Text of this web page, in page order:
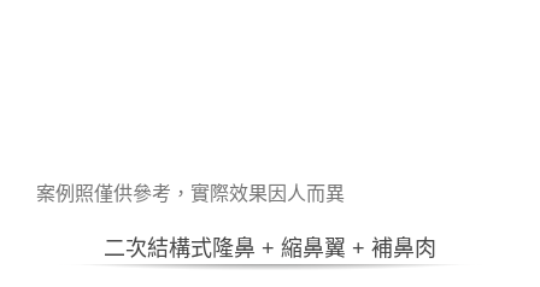
案例照僅供參考，實際效果因人而異
二次結構式隆鼻 + 縮鼻翼 + 補鼻肉